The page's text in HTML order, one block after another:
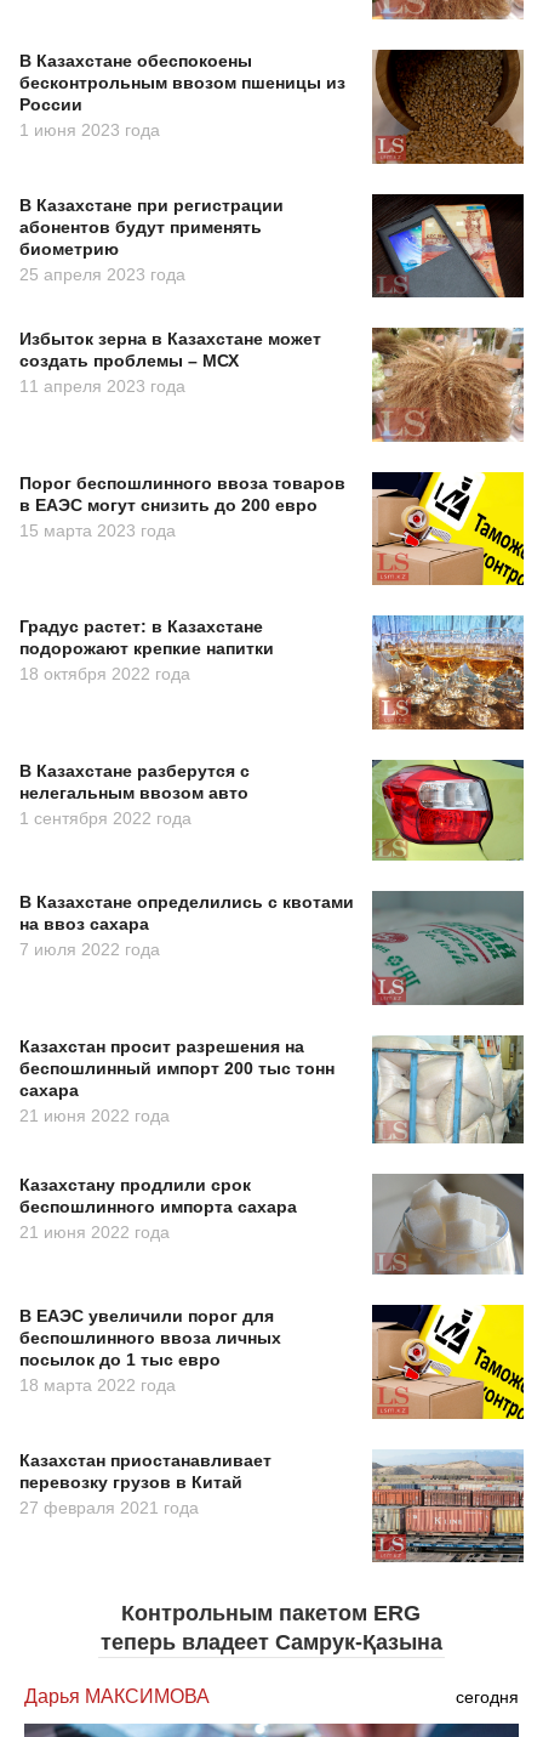
В Казахстане обеспокоены
бесконтрольным ввозом пшеницы из
России
1 июня 2023 года
В Казахстане при регистрации
абонентов будут применять
биометрию
25 апреля 2023 года
Избыток зерна в Казахстане может
создать проблемы – МСХ
11 апреля 2023 года
Порог беспошлинного ввоза товаров
в ЕАЭС могут снизить до 200 евро
15 марта 2023 года
Градус растет: в Казахстане
подорожают крепкие напитки
18 октября 2022 года
В Казахстане разберутся с
нелегальным ввозом авто
1 сентября 2022 года
В Казахстане определились с квотами
на ввоз сахара
7 июля 2022 года
Казахстан просит разрешения на
беспошлинный импорт 200 тыс тонн
сахара
21 июня 2022 года
Казахстану продлили срок
беспошлинного импорта сахара
21 июня 2022 года
В ЕАЭС увеличили порог для
беспошлинного ввоза личных
посылок до 1 тыс евро
18 марта 2022 года
Казахстан приостанавливает
перевозку грузов в Китай
27 февраля 2021 года
Контрольным пакетом ERG
теперь владеет Самрук-Қазына
Дарья МАКСИМОВА сегодня